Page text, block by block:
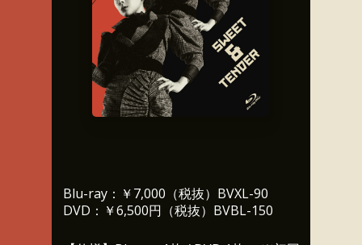
Blu-ray：￥7,000（税抜）BVXL-90
DVD：￥6,500円（税抜）BVBL-150